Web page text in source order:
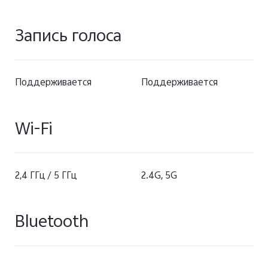
Запись голоса
Поддерживается Поддерживается
Wi-Fi
2,4 ГГц / 5 ГГц 2.4G, 5G
Bluetooth